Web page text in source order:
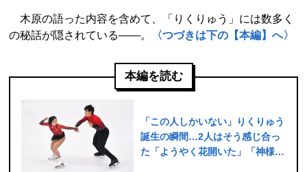
木原の語った内容を含めて、「りくりゅう」には数多く
の秘話が隠されている――。
〈つづきは下の【本編】へ〉
本編を読む
「この人しかいない」りくりゅう
誕生の瞬間…2人はそう感じ合っ
た「ようやく花開いた」「神様が